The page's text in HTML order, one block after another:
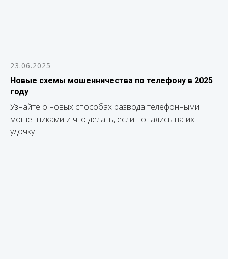
23.06.2025
Новые схемы мошенничества по телефону в 2025
году
Узнайте о новых способах развода телефонными
мошенниками и что делать, если попались на их
удочку